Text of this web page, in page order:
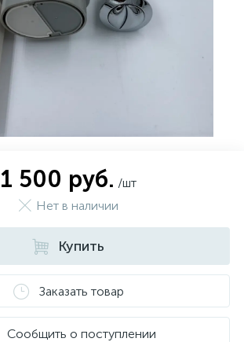
1 500 руб. /шт
Нет в наличии
Купить
Заказать товар
Сообщить о поступлении